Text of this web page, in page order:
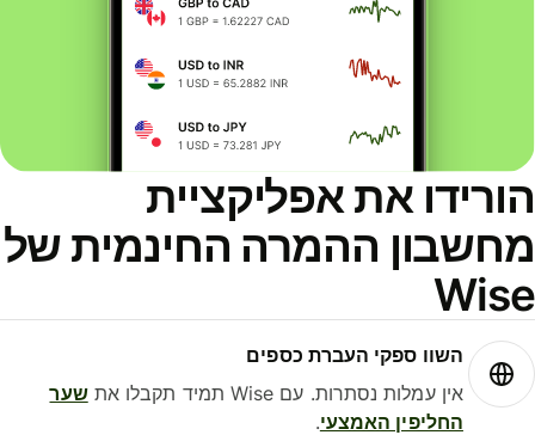
את אפליקציית
ההמרה החינמית של
השוו ספקי העברת כספים
אין עמלות נסתרות. עם Wise תמיד תקבלו את
שער
החליפין האמצעי.